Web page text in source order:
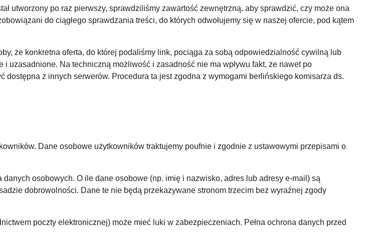
utworzony po raz pierwszy, sprawdziliśmy zawartość zewnętrzną, aby sprawdzić, czy może ona
do ciągłego sprawdzania treści, do których odwołujemy się w naszej ofercie, pod kątem
że konkretna oferta, do której podaliśmy link, pociąga za sobą odpowiedzialność cywilną lub
uzasadnione. Na techniczną możliwość i zasadność nie ma wpływu fakt, że nawet po
z innych serwerów. Procedura ta jest zgodna z wymogami berlińskiego komisarza ds.
Dane osobowe użytkowników traktujemy poufnie i zgodnie z ustawowymi przepisami o
osobowych. O ile dane osobowe (np. imię i nazwisko, adres lub adresy e-mail) są
dobrowolności. Dane te nie będą przekazywane stronom trzecim bez wyraźnej zgody
poczty elektronicznej) może mieć luki w zabezpieczeniach. Pełna ochrona danych przed